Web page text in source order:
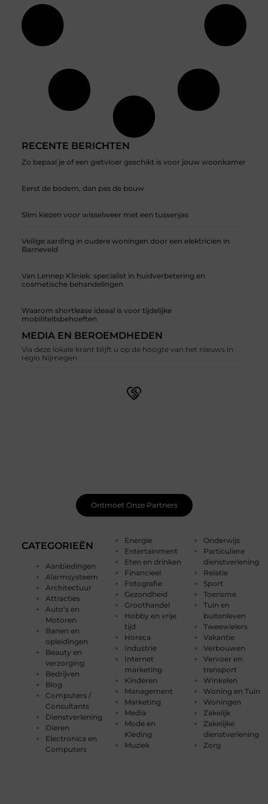
RECENTE BERICHTEN
Zo bepaal je of een gietvloer geschikt is voor jouw woonkamer
Eerst de bodem, dan pas de bouw
Slim kiezen voor wisselweer met een tussenjas
Veilige aarding in oudere woningen door een elektricien in
Barneveld
Van Lennep Kliniek: specialist in huidverbetering en
cosmetische behandelingen
Waarom shortlease ideaal is voor tijdelijke
mobiliteitsbehoeften
CATEGORIEËN
Aanbiedingen
Alarmsysteem
Architectuur
Attracties
Auto's en
Motoren
Banen en
opleidingen
Beauty en
verzorging
Bedrijven
Blog
Computers /
Consultants
Dienstverlening
Dieren
Electronica en
Computers
Energie
Entertainment
Eten en drinken
Financieel
Fotografie
Gezondheid
Groothandel
Hobby en vrije
tijd
Horeca
Industrie
Internet
marketing
Kinderen
Management
Marketing
Media
Mode en
Kleding
Muziek
Onderwijs
Particuliere
dienstverlening
Relatie
Sport
Toerisme
Tuin en
buitenleven
Tweewielers
Vakantie
Verbouwen
Vervoer en
transport
Winkelen
Woning en Tuin
Woningen
Zakelijk
Zakelijke
dienstverlening
Zorg
MEDIA EN BEROEMDHEDEN
Via deze lokale krant blijft u op de hoogte van het nieuws in
regio Nijmegen
Ontmoet Onze Partners